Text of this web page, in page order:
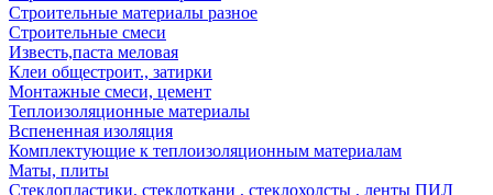
Строительные материалы разное
Строительные смеси
Известь,паста меловая
Клеи общестроит., затирки
Монтажные смеси, цемент
Теплоизоляционные материалы
Вспененная изоляция
Комплектующие к теплоизоляционным материалам
Маты, плиты
Стеклопластики, стеклоткани , стеклохолсты , ленты ПИЛ